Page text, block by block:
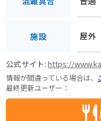
施設 屋外
公式サイト:https://
情報が間違っている場合は、
最終更新ユーザー：